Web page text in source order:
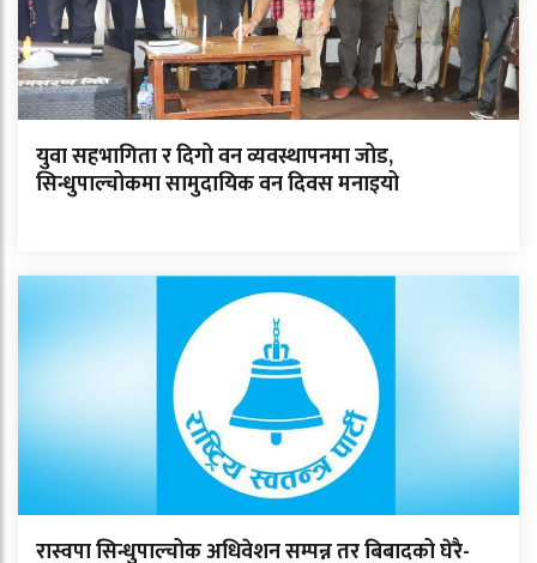
युवा सहभागिता र दिगो वन व्यवस्थापनमा जोड,
सिन्धुपाल्चोकमा सामुदायिक वन दिवस मनाइयो
रास्वपा सिन्धुपाल्चोक अधिवेशन सम्पन्न तर बिबादको घेरै-